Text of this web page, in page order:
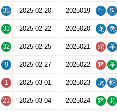
36 2025-02-20
33 2025-02-22
32 2025-02-25
9 2025-02-27
1 2025-03-01
23 2025-03-04
2025019 牛 狗
2025020 龙 兔
2025021 蛇 羊
2025022 猪 羊
2025023 虎 蛇
2025024 猪 龙